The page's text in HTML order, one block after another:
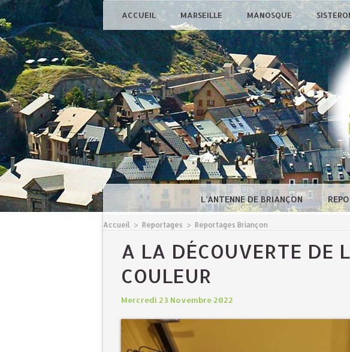
ACCUEIL MARSEILLE MANOSQUE
L'ANTENNE DE BRIANÇON
Accueil > Reportages > Reportages Briançon
A LA DÉCOUVERTE DE
COULEUR
Mercredi 23 Novembre 2022